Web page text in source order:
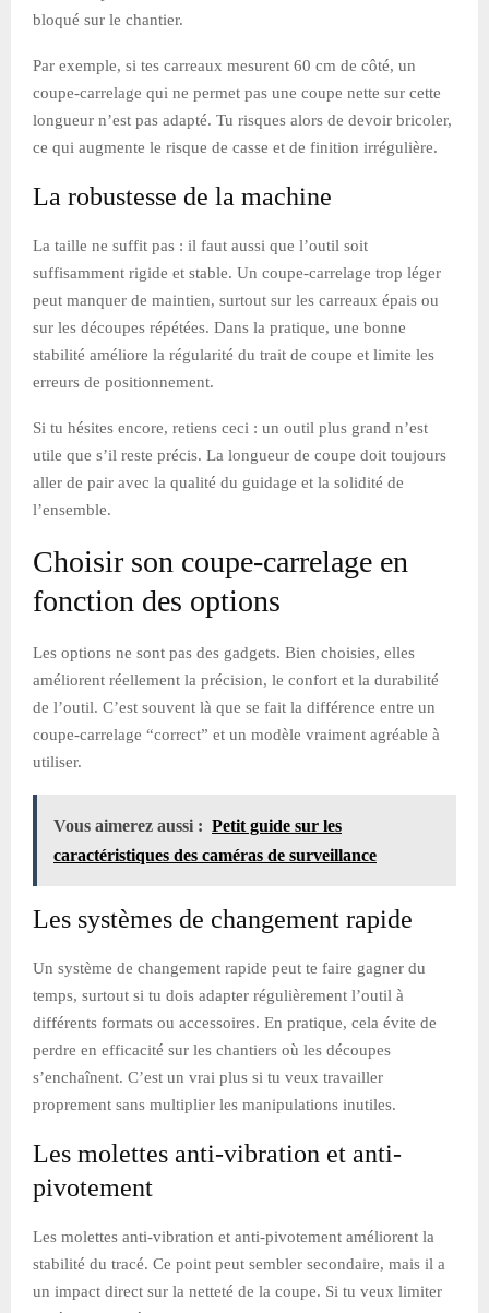
bloqué sur le chantier.
Par exemple, si tes carreaux mesurent 60 cm de côté, un
coupe-carrelage qui ne permet pas une coupe nette sur cette
longueur n’est pas adapté. Tu risques alors de devoir bricoler,
ce qui augmente le risque de casse et de finition irrégulière.
La robustesse de la machine
La taille ne suffit pas : il faut aussi que l’outil soit
suffisamment rigide et stable. Un coupe-carrelage trop léger
peut manquer de maintien, surtout sur les carreaux épais ou
sur les découpes répétées. Dans la pratique, une bonne
stabilité améliore la régularité du trait de coupe et limite les
erreurs de positionnement.
Si tu hésites encore, retiens ceci : un outil plus grand n’est
utile que s’il reste précis. La longueur de coupe doit toujours
aller de pair avec la qualité du guidage et la solidité de
l’ensemble.
Choisir son coupe-carrelage en
fonction des options
Les options ne sont pas des gadgets. Bien choisies, elles
améliorent réellement la précision, le confort et la durabilité
de l’outil. C’est souvent là que se fait la différence entre un
coupe-carrelage “correct” et un modèle vraiment agréable à
utiliser.
Vous aimerez aussi : Petit guide sur les
caractéristiques des caméras de surveillance
Les systèmes de changement rapide
Un système de changement rapide peut te faire gagner du
temps, surtout si tu dois adapter régulièrement l’outil à
différents formats ou accessoires. En pratique, cela évite de
perdre en efficacité sur les chantiers où les découpes
s’enchaînent. C’est un vrai plus si tu veux travailler
proprement sans multiplier les manipulations inutiles.
Les molettes anti-vibration et anti-
pivotement
Les molettes anti-vibration et anti-pivotement améliorent la
stabilité du tracé. Ce point peut sembler secondaire, mais il a
un impact direct sur la netteté de la coupe. Si tu veux limiter